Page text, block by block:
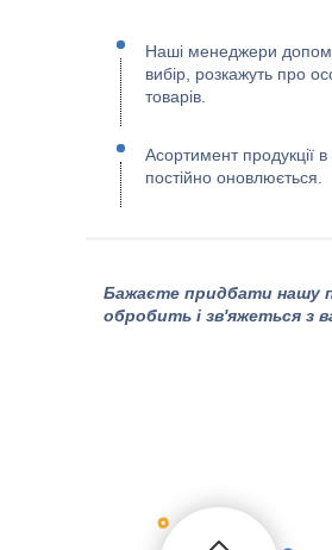
Наші менеджери
вибір, розкажуть про
товарів.
Асортимент продукції
постійно оновлюється.
Бажаєте придбати нашу
обробить і зв'яжеться з